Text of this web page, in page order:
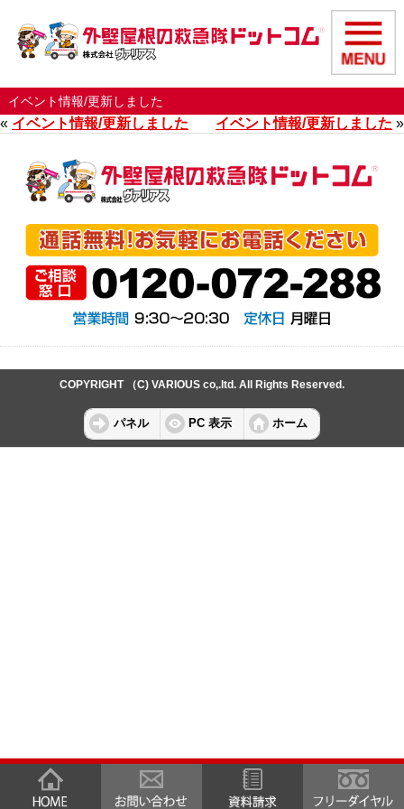
イベント情報/更新しました
« イベント情報/更新しました イベント情報/更新しました »
COPYRIGHT （C) VARIOUS co,.ltd. All Rights Reserved.
パネル PC 表示 ホーム